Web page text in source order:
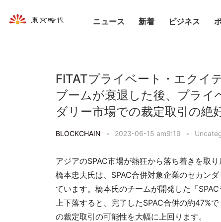
ニュース 新着 ビジネス
FITATプライベート・エクイ
ブームが衰退した後、プラ
ダリー市場での裁定取引の絶
BLOCKCHAIN • 2023-06-15 am9:19 •
アジアのSPAC市場が熱狂から落ち着きを取
橋本忠夫氏は、SPAC合併対象企業のセカン
ています。橋本氏のチームが開発した「
上下落すると、完了したSPAC合併の約47%
の裁定取引の可能性を大幅に上回ります。